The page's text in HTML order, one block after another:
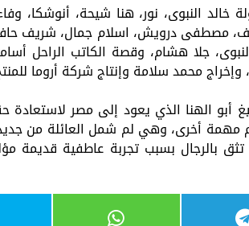
النبوى، نور، هنا شيحة، أنوشكا، وفاء
مصطفى درويش، اسلام جمال، شريف
جلا هشام، وقصة الكاتب الراحل
محمد سلامة وإنتاج شركة أروما
أبو الهنا الذي يعود إلى مصر لاستعادة
مهمة أخرى، وهي لم شمل العائلة من
تثق بالرجال بسبب تجربة عاطفية قديمة